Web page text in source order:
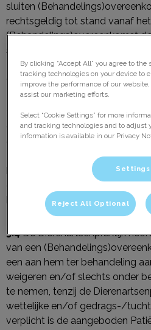
sluiten
rechtsgeldig tot stand vanaf
(Behandelings)overeenkomst
schriftelijk is bevestigd, dan wel
Dierenartsenpraktijk met de
(Behandelings)overeenkomst
Indien een aanbod tot het
(Behandelings)overeenkomst
definitieve
Dierenartsenpraktijk te allen
kosten die de
om de aanbieding aan de Cliënt
3.4De Dierenartsenpraktijk
van een
een aan hem ter behandeling
weigeren en/of slechts onder
te nemen, tenzij de
wettelijke en/of gedrags-/
verplicht is de aangeboden
By clicking “Accept All” you agree to
tracking technologies on your device to
improve the performance of our
assist our marketing efforts.
Select “Cookie Settings” for more
and tracking technologies and to adjust
information is available in our Privacy
Settings
Reject All Optional